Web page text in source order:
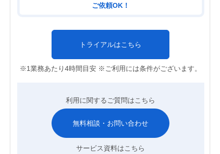
ご依頼OK！
トライアルはこちら
※1業務あたり4時間目安 ※ご利用には条件がございます。
利用に関するご質問はこちら
無料相談・お問い合わせ
サービス資料はこちら